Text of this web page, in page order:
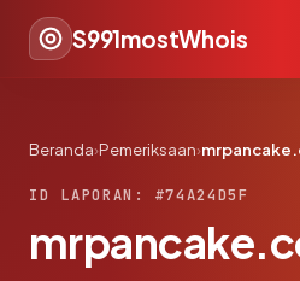
S991mostWhois
Beranda›Pemeriksaan›
ID LAPORAN: #74A24D5F